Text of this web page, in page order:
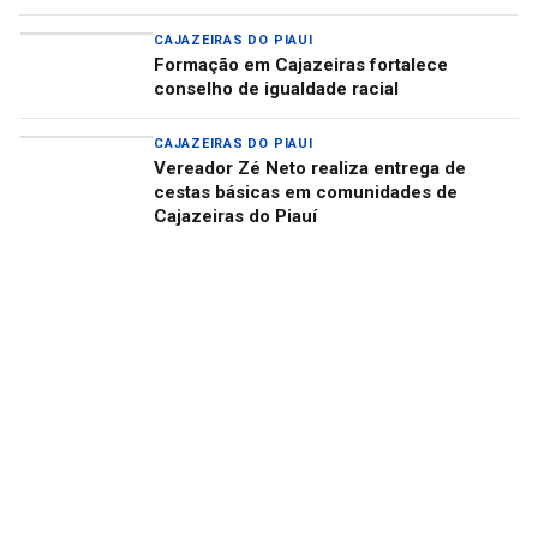
CAJAZEIRAS DO PIAUI
Formação em Cajazeiras fortalece
conselho de igualdade racial
CAJAZEIRAS DO PIAUI
Vereador Zé Neto realiza entrega de
cestas básicas em comunidades de
Cajazeiras do Piauí